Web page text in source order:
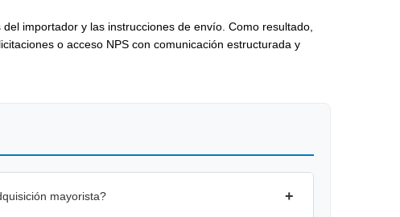
importador y las instrucciones de envío. Como resultado,
o acceso NPS con comunicación estructurada y
mayorista? +